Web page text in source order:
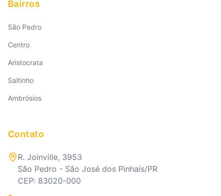
Bairros
São Pedro
Centro
Aristocrata
Saltinho
Ambrósios
Contato
R. Joinville, 3953
São Pedro - São José dos Pinhais/PR
CEP: 83020-000